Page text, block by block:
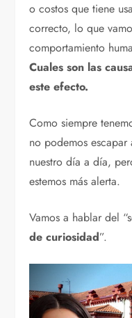
o costos que tiene
correcto, lo que
comportamiento
Cuales son las
este efecto.
Como siempre
no podemos
nuestro día a día,
estemos más alerta.
Vamos a hablar del
de curiosidad”.